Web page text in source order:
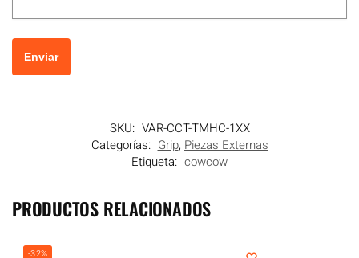
SKU: VAR-CCT-TMHC-1XX
Categorías: Grip, Piezas Externas
Etiqueta: cowcow
PRODUCTOS RELACIONADOS
-32%